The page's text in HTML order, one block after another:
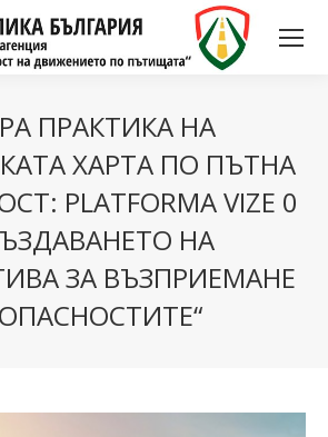
ПРАКТИКА НА
ХАРТА ПО ПЪТНА
PLATFORMA VIZE 0
НА
ЗА ВЪЗПРИЕМАНЕ